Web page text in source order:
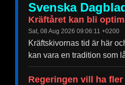
Svenska
Kräftåret kan bli
Sat, 08 Aug 2026 09:06:11 +0200
Kräftskivornas tid är här
kan vara en tradition som
Regeringen vill ha